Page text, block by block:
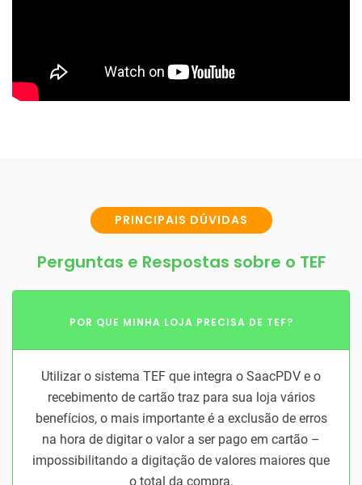
PRINCIPAIS DÚVIDAS
Perguntas e Respostas sobre o TEF
POR QUE MINHA LOJA PRECISA DE TEF?
Utilizar o sistema TEF que integra o SaacPDV e o
recebimento de cartão traz para sua loja vários
benefícios, o mais importante é a exclusão de erros
na hora de digitar o valor a ser pago em cartão –
impossibilitando a digitação de valores maiores que
o total da compra.